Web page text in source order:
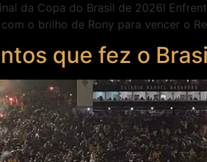
da Copa do Brasil de 2026!
o brilho de Rony para vencer o
que fez o